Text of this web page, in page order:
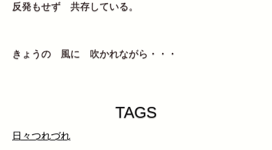
反発もせず 共存している。
きょうの 風に 吹かれながら・・・
TAGS
日々つれづれ